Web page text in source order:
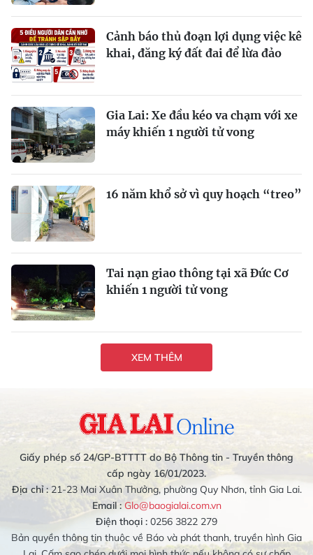
Cảnh báo thủ đoạn lợi dụng việc kê
khai, đăng ký đất đai để lừa đảo
Gia Lai: Xe đầu kéo va chạm với xe
máy khiến 1 người tử vong
16 năm khổ sở vì quy hoạch “treo”
Tai nạn giao thông tại xã Đức Cơ
khiến 1 người tử vong
XEM THÊM
Giấy phép số 24/GP-BTTTT do Bộ Thông tin - Truyền thông
cấp ngày 16/01/2023.
Địa chỉ :21-23 Mai Xuân Thưởng, phường Quy Nhơn, tỉnh Gia Lai.
Email : Glo@baogialai.com.vn
Điện thoại : 0256 3822 279
Bản quyền thông tin thuộc về Báo và phát thanh, truyền hình Gia